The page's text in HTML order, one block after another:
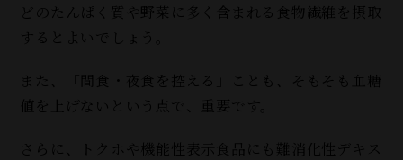
どのたんぱく質や野菜に多く含まれる食物繊維を摂取
するとよいでしょう。
また、「間食・夜食を控える」ことも、そもそも血糖
値を上げないという点で、重要です。
さらに、トクホや機能性表示食品にも難消化性デキス